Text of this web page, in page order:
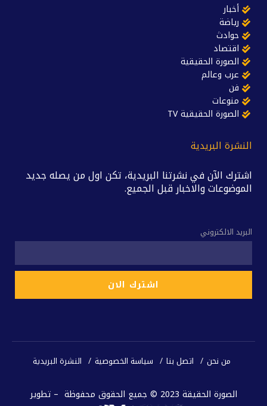
أخبار
رياضة
حوادث
اقتصاد
الصورة الحقيقية
عرب وعالم
فن
منوعات
الصورة الحقيقية TV
النشرة البريدية
اشترك الآن في نشرتنا البريدية، تكن اول من يصله جديد
الموضوعات والاخبار قبل الجميع.
البريد الالكتروني
من نحن اتصل بنا سياسة الخصوصية النشرة البريدية
الصورة الحقيقة 2023 © جميع الحقوق محفوظة – تطوير